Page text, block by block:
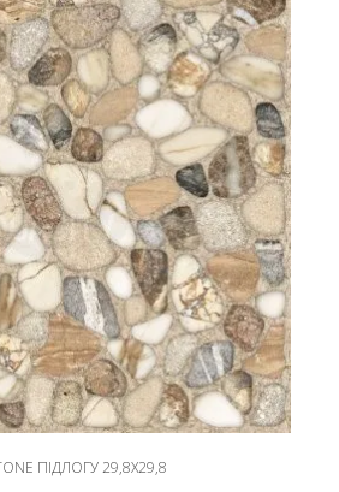
ПІДЛОГУ 29,8X29,8